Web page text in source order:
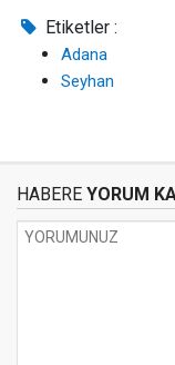
Etiketler :
Adana
Seyhan
HABERE YORUM